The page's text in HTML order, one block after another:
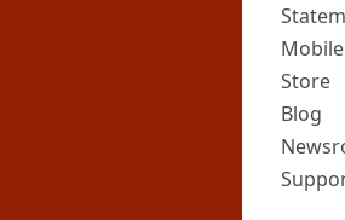
Store
Blog